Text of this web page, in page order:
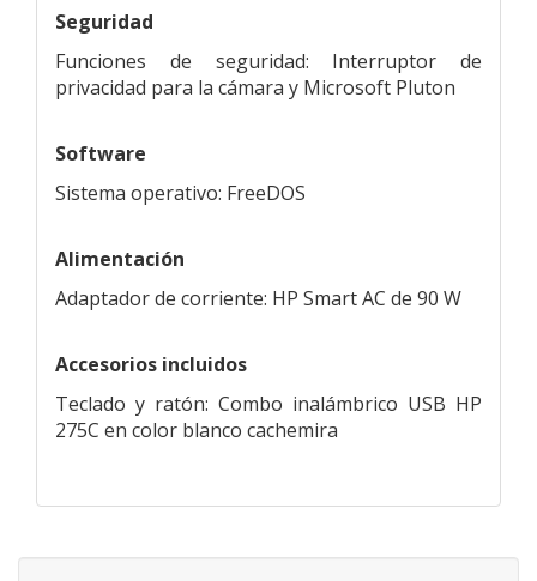
Seguridad
Funciones de seguridad: Interruptor de
privacidad para la cámara y Microsoft Pluton
Software
Sistema operativo: FreeDOS
Alimentación
Adaptador de corriente: HP Smart AC de 90 W
Accesorios incluidos
Teclado y ratón: Combo inalámbrico USB HP
275C en color blanco cachemira